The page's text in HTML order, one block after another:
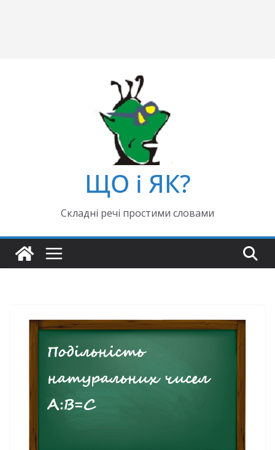
ЩО і ЯК?
Складні речі простими словами